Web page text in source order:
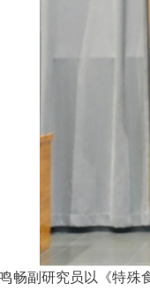
畅副研究员以《特